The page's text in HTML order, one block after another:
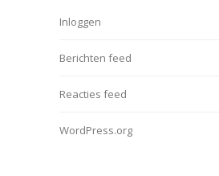
Inloggen
Berichten feed
Reacties feed
WordPress.org